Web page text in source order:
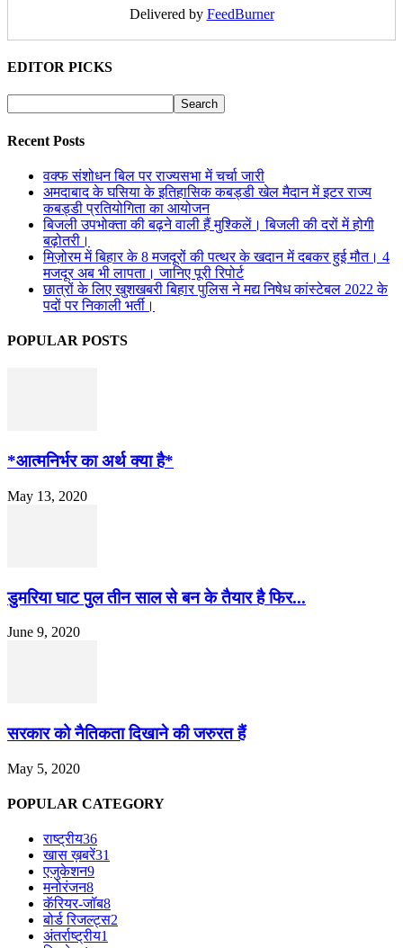
Delivered by FeedBurner
EDITOR PICKS
Recent Posts
वक्फ संशोधन बिल पर राज्यसभा में चर्चा जारी
अमदाबाद के घसिया के इतिहासिक कबड्डी खेल मैदान में इटर राज्य
कबड्डी प्रतियोगिता का आयोजन
बिजली उपभोक्ता की बढ़ने वाली हैं मुश्किलें। बिजली की दरों में होगी
बढ़ोतरी।
मिज़ोरम में बिहार के 8 मजदूरों की पत्थर के खदान में दबकर हुई मौत। 4
मजदूर अब भी लापता। जानिए पूरी रिपोर्ट
छात्रों के लिए खुशखबरी बिहार पुलिस ने मद्य निषेध कांस्टेबल 2022 के
पदों पर निकाली भर्ती।
POPULAR POSTS
*आत्मनिर्भर का अर्थ क्या है*
May 13, 2020
डुमरिया घाट पुल तीन साल से बन के तैयार है फिर...
June 9, 2020
सरकार को नैतिकता दिखाने की जरुरत हैं
May 5, 2020
POPULAR CATEGORY
राष्ट्रीय36
खास ख़बरें31
एजुकेशन9
मनोरंजन8
कॅरियर-जॉब8
बोर्ड रिजल्ट्स2
अंतर्राष्ट्रीय1